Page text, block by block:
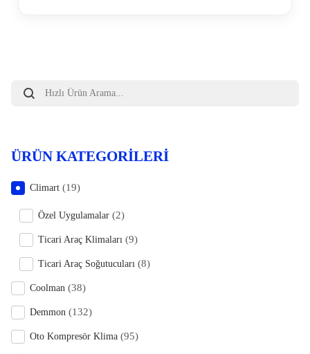
search
ÜRÜN KATEGORILERI
Climart (19)
Özel Uygulamalar (2)
Ticari Araç Klimaları (9)
Ticari Araç Soğutucuları (8)
Coolman (38)
Demmon (132)
Oto Kompresör Klima (95)